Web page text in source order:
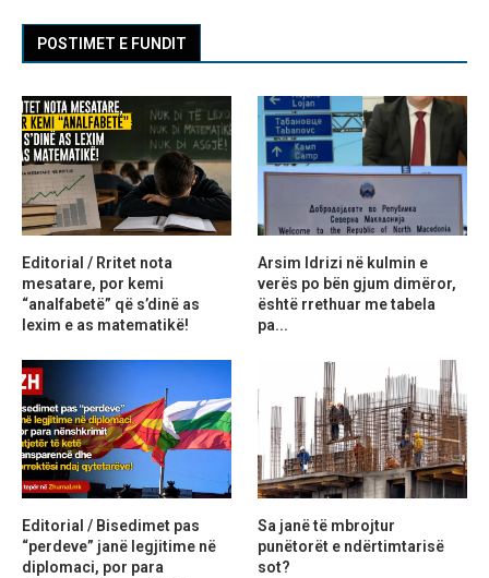
POSTIMET E FUNDIT
Editorial / Rritet nota
mesatare, por kemi
“analfabetë” që s’dinë as
lexim e as matematikë!
Arsim Idrizi në kulmin e
verës po bën gjum dimëror,
është rrethuar me tabela
pa...
Editorial / Bisedimet pas
“perdeve” janë legjitime në
diplomaci, por para
Sa janë të mbrojtur
punëtorët e ndërtimtarisë
sot?